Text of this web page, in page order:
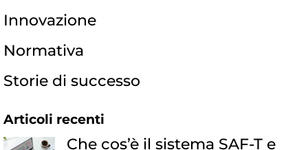
Innovazione
Normativa
Storie di successo
Articoli recenti
Che cos’è il sistema SAF-T e